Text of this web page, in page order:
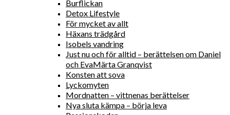
Burflickan
Detox Lifestyle
För mycket av allt
Häxans trädgård
Isobels vandring
Just nu och för alltid – berättelsen om Daniel
och EvaMärta Granqvist
Konsten att sova
Lyckomyten
Mordnatten – vittnenas berättelser
Nya sluta kämpa – börja leva